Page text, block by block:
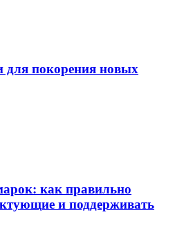
для покорения новых
как правильно
и поддерживать